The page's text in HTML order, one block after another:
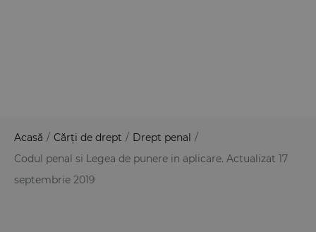
Acasă / Cărți de drept / Drept penal /
Codul penal si Legea de punere in aplicare. Actualizat 17
septembrie 2019